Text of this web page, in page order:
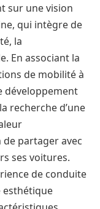
sur une vision
qui intègre de
la
En associant la
de mobilité à
développement
recherche d’une
de partager avec
ses voitures.
de conduite
esthétique